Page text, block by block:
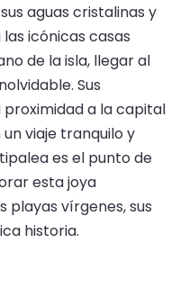
aguas cristalinas y
icónicas casas
de la isla, llegar al
Sus
a la capital
viaje tranquilo y
es el punto de
esta joya
playas vírgenes, sus
historia.